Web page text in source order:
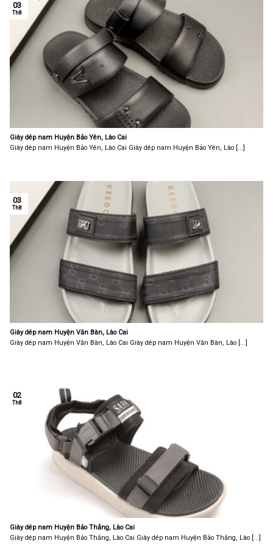
Giày dép nam Huyện Bảo Yên, Lào Cai
Giày dép nam Huyện Bảo Yên, Lào Cai Giày dép nam Huyện Bảo Yên, Lào [...]
03
Th8
Giày dép nam Huyện Văn Bàn, Lào Cai
Giày dép nam Huyện Văn Bàn, Lào Cai Giày dép nam Huyện Văn Bàn, Lào [...]
03
Th8
Giày dép nam Huyện Bảo Thắng, Lào Cai
Giày dép nam Huyện Bảo Thắng, Lào Cai Giày dép nam Huyện Bảo Thắng, Lào [...]
02
Th8